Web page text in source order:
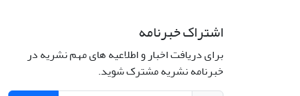
اشتراک خبرنامه
برای دریافت اخبار و اطلاعیه های مهم نشریه در
خبرنامه نشریه مشترک شوید.